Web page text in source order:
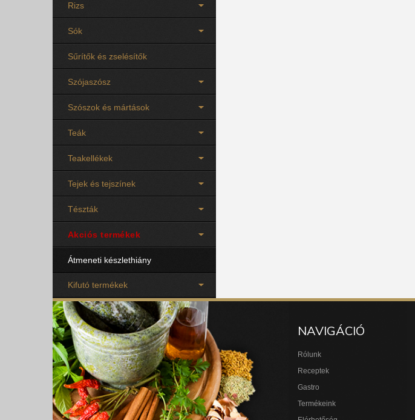
Rizs
Sók
Sűrítők és zselésítők
Szójaszósz
Szószok és mártások
Teák
Teakellékek
Tejek és tejszínek
Tészták
Akciós termékek
Átmeneti készlethiány
Kifutó termékek
NAVIGÁCIÓ
Rólunk
Receptek
Gastro
Termékeink